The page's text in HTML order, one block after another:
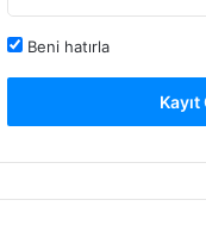
Beni hatırla
Kayıt